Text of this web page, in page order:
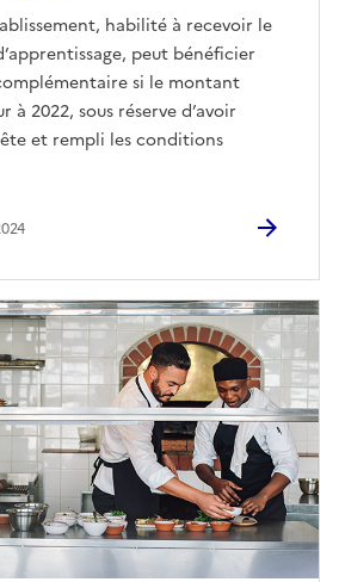
habilité à recevoir le
peut bénéficier
si le montant
à 2022, sous réserve d’avoir
et rempli les conditions